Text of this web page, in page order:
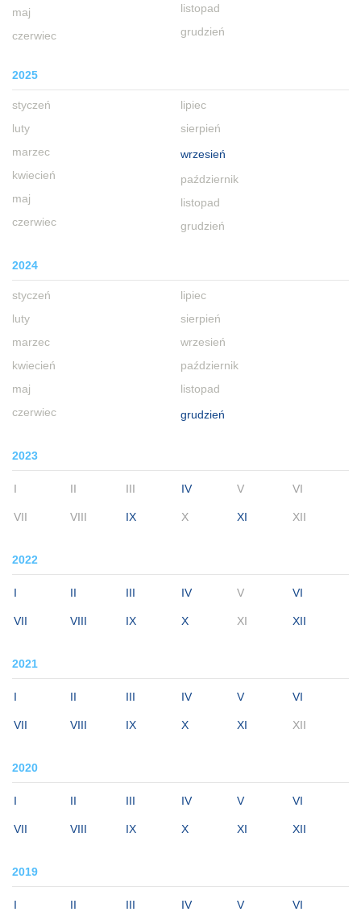
maj
czerwiec
listopad
grudzień
2025
styczeń
luty
marzec
kwiecień
maj
czerwiec
lipiec
sierpień
wrzesień
październik
listopad
grudzień
2024
styczeń
luty
marzec
kwiecień
maj
czerwiec
lipiec
sierpień
wrzesień
październik
listopad
grudzień
2023
I II III IV V VI
VII VIII IX X XI XII
2022
I II III IV V VI
VII VIII IX X XI XII
2021
I II III IV V VI
VII VIII IX X XI XII
2020
I II III IV V VI
VII VIII IX X XI XII
2019
I II III IV V VI